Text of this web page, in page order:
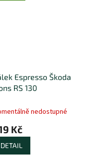
Espresso Škoda
RS 130
nedostupné
Kč
DETAIL